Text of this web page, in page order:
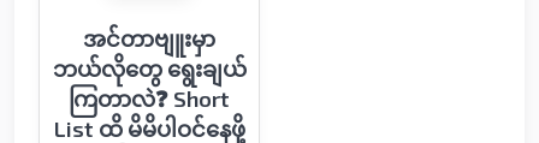
အင်တာဗျူးမှာ
ဘယ်လို‌တွေ ရွေးချယ်
ကြတာလဲ❓ Short
List ထိ မိမိပါဝင်နေဖို့